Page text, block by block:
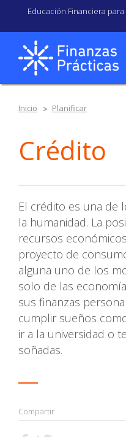
Educación Financiera
Inicio Planificar
Crédito
El crédito es una de
la humanidad. La
recursos
proyecto de
alguna uno de los
solo de las
sus finanzas
cumplir sueños
ir a la universidad o
soñadas.
Compartir